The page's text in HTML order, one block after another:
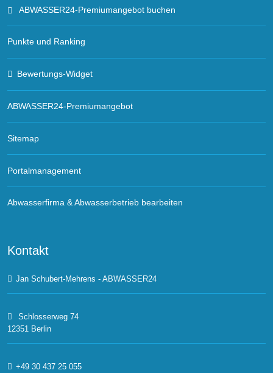
ABWASSER24-Premiumangebot buchen
Punkte und Ranking
Bewertungs-Widget
ABWASSER24-Premiumangebot
Sitemap
Portalmanagement
Abwasserfirma & Abwasserbetrieb bearbeiten
Kontakt
Jan Schubert-Mehrens - ABWASSER24
Schlosserweg 74
12351 Berlin
+49 30 437 25 055